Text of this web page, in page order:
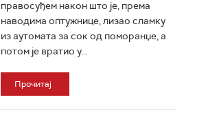
правосуђем након што је, према
наводима оптужнице, лизао сламку
из аутомата за сок од поморанџе, а
потом је вратио у...
Прочитај